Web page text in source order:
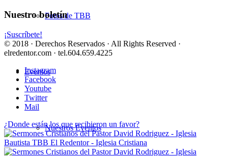
Fotos de TBB
Eventos
Nuestros Eventos
Nuestro boletín
¡Suscríbete!
© 2018 · Derechos Reservados · All Rights Reserved ·
elredentor.com · tel.604.659.4225
Instagram
Facebook
Youtube
Twitter
Mail
¿Donde están los que recibieron un favor?